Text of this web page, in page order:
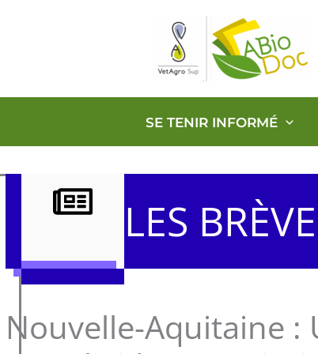
SE TENIR INFORMÉ
LES
Nouvelle-Aquitaine :